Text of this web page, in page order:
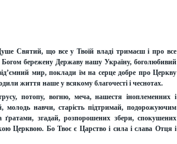
Святий, що все у Твоїй владі тримаєш і про все
бережену Державу нашу Україну, боголюбивий
мир, поклади їм на серце добре про Церкву
життя наше у всякому благочесті і чеснотах.
потопу, вогню, меча, нашестя іноплеменних і
молодь навчи, старість підтримай, подорожуючим
згадай, розпорошених збери, спокушених
Церквою. Бо Твоє є Царство і сила і слава Отця і